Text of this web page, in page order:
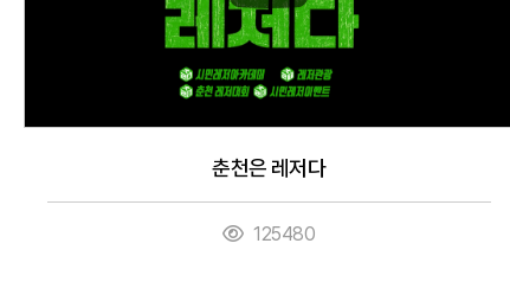
춘천은 레저다
125480